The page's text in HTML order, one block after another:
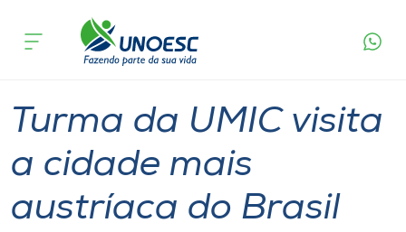
Cursos
Pesquisa
Atendimento ao Estudante
acontece
Turma da UMIC visita
a cidade mais
austríaca do Brasil